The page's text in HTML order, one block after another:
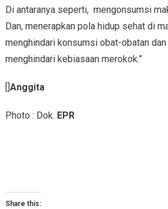
Di antaranya seperti, mengonsumsi
Dan, menerapkan pola hidup sehat di
menghindari konsumsi obat-obatan
menghindari kebiasaan merokok.”
[]Anggita
Photo : Dok. EPR
Share this: